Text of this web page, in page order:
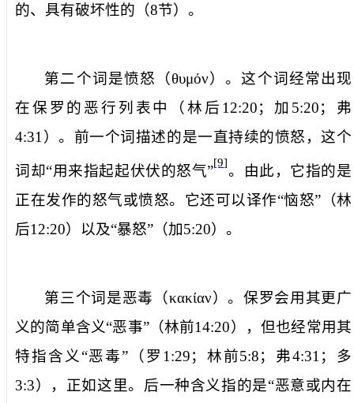
的、具有破坏性的（8节）。
第二个词是愤怒 （θυμόν）。这个词经常出现
在保罗的恶行列表中（林后 12:20；加 5:20；弗
4:31 ）。前一个词描述的是一直持续的愤怒，这个
词却“用来指起起伏伏的怒气”[9]。由此，它指的是
正在发作的怒气或愤怒。它还可以译作“恼怒”（林
后12:20）以及“暴怒”（加5:20）。
第三个词是恶毒 （κακίαν）。保罗会用其更广
义的简单含义“恶事”（林前14:20），但也经常用其
特指含义“恶毒”（罗 1:29；林前5:8；弗4:31 ；多
3:3），正如这里。后一种含义指的是“恶意或内在